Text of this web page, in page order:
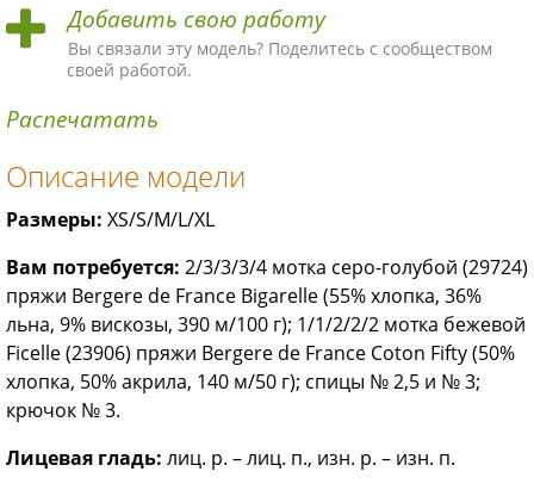
ма
ма ма ма ма!
Добавить свою работу
Вы связали эту модель? Поделитесь с сообществом
своей работой.
Распечатать
Описание модели
Размеры: XS/S/M/L/XL
Вам потребуется: 2/3/3/3/4 мотка серо-голубой (29724)
пряжи Bergere de France Bigarelle (55% хлопка, 36%
льна, 9% вискозы, 390 м/100 г); 1/1/2/2/2 мотка бежевой
Ficelle (23906) пряжи Bergere de France Coton Fifty (50%
хлопка, 50% акрила, 140 м/50 г); спицы № 2,5 и № 3;
крючок № 3.
Лицевая гладь: лиц. р. – лиц. п., изн. р. – изн. п.